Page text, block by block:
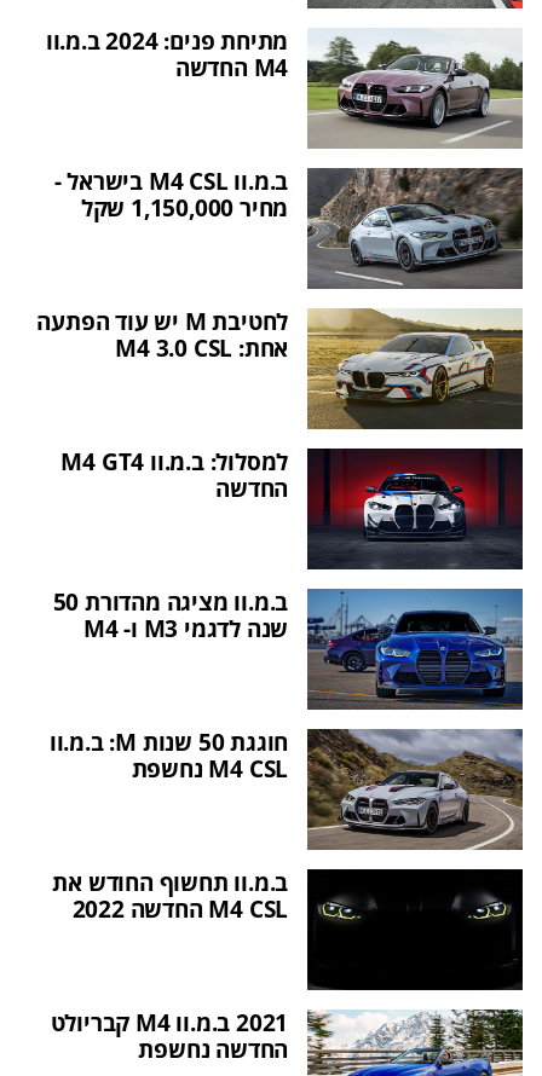
מתיחת פנים: 2024 ב.מ.וו
M4 החדשה
ב.מ.וו M4 CSL בישראל -
מחיר 1,150,000 שקל
לחטיבת M יש עוד הפתעה
אחת: M4 3.0 CSL
למסלול: ב.מ.וו M4 GT4
החדשה
ב.מ.וו מציגה מהדורת 50
שנה לדגמי M3 ו- M4
חוגגת 50 שנות M: ב.מ.וו
M4 CSL נחשפת
ב.מ.וו תחשוף החודש את
M4 CSL החדשה 2022
2021 ב.מ.וו M4 קבריולט
החדשה נחשפת